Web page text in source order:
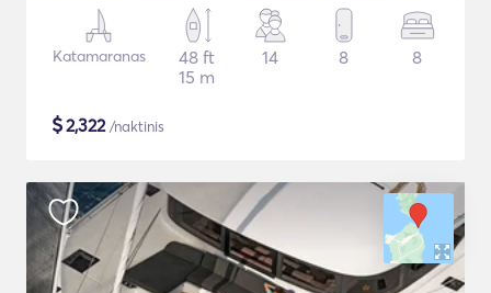
Katamaranas
48 ft
15 m
14 8 8
$2,322/naktinis